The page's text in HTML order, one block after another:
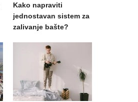
Kako napraviti
jednostavan sistem za
zalivanje bašte?